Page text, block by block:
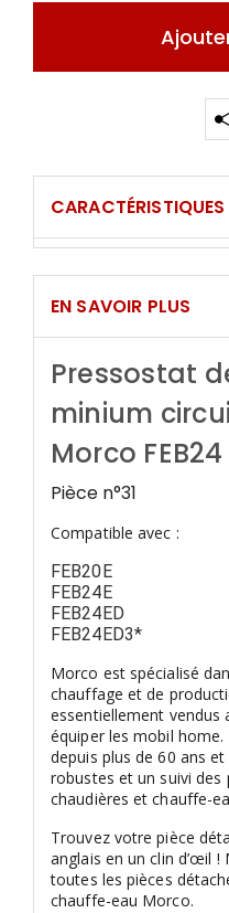
EN SAVOIR PLUS
Pressostat
minium
Morco FEB24
Pièce n°31
Compatible avec :
FEB20E
FEB24E
FEB24ED
FEB24ED3*
Morco est spécialisé
chauffage et de
essentiellement vendus
équiper les mobil
depuis plus de 60 ans
robustes et un suivi des
chaudières et chauffe-
Trouvez votre pièce
anglais en un clin d’œil
toutes les pièces
chauffe-eau Morco.